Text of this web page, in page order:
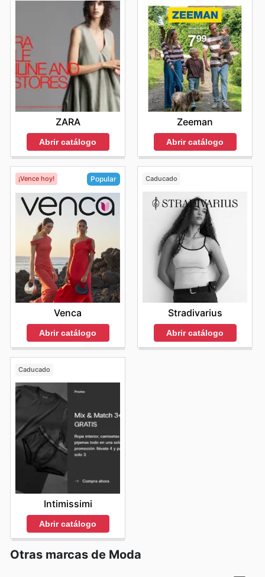
ZARA
Abrir catálogo
Zeeman
Abrir catálogo
¡Vence hoy! Popular
Venca
Abrir catálogo
Caducado
Stradivarius
Abrir catálogo
Caducado
Intimissimi
Abrir catálogo
Otras marcas de Moda